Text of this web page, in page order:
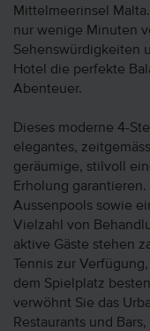
Mittelmeerinsel
nur wenige Minuten
Sehenswürdigkeiten
Hotel die perfekte
Abenteuer.
Dieses moderne 4-
elegantes,
geräumige, stilvoll
Erholung
Aussenpools sowie
Vielzahl von
aktive Gäste stehen
Tennis zur
dem Spielplatz
verwöhnt Sie das
Restaurants und